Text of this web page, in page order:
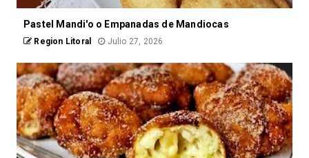
Pastel Mandi'o o Empanadas de Mandiocas
Region Litoral Julio 27, 2026